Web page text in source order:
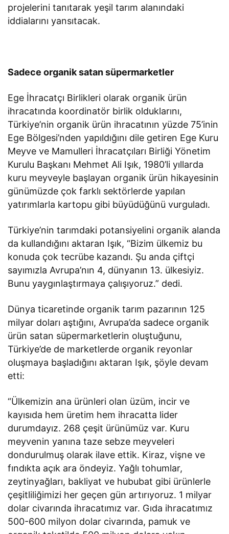
projelerini tanıtarak yeşil tarım alanındaki
iddialarını yansıtacak.
Sadece organik satan süpermarketler
Ege İhracatçı Birlikleri olarak organik ürün
ihracatında koordinatör birlik olduklarını,
Türkiye’nin organik ürün ihracatının yüzde 75’inin
Ege Bölgesi’nden yapıldığını dile getiren Ege Kuru
Meyve ve Mamulleri İhracatçıları Birliği Yönetim
Kurulu Başkanı Mehmet Ali Işık, 1980’li yıllarda
kuru meyveyle başlayan organik ürün hikayesinin
günümüzde çok farklı sektörlerde yapılan
yatırımlarla kartopu gibi büyüdüğünü vurguladı.
Türkiye’nin tarımdaki potansiyelini organik alanda
da kullandığını aktaran Işık, “Bizim ülkemiz bu
konuda çok tecrübe kazandı. Şu anda çiftçi
sayımızla Avrupa’nın 4, dünyanın 13. ülkesiyiz.
Bunu yaygınlaştırmaya çalışıyoruz.” dedi.
Dünya ticaretinde organik tarım pazarının 125
milyar doları aştığını, Avrupa’da sadece organik
ürün satan süpermarketlerin oluştuğunu,
Türkiye’de de marketlerde organik reyonlar
oluşmaya başladığını aktaran Işık, şöyle devam
etti:
“Ülkemizin ana ürünleri olan üzüm, incir ve
kayısıda hem üretim hem ihracatta lider
durumdayız. 268 çeşit ürünümüz var. Kuru
meyvenin yanına taze sebze meyveleri
dondurulmuş olarak ilave ettik. Kiraz, vişne ve
fındıkta açık ara öndeyiz. Yağlı tohumlar,
zeytinyağları, bakliyat ve hububat gibi ürünlerle
çeşitliliğimizi her geçen gün artırıyoruz. 1 milyar
dolar civarında ihracatımız var. Gıda ihracatımız
500-600 milyon dolar civarında, pamuk ve